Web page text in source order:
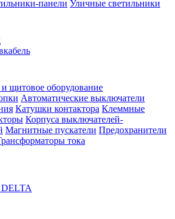
панели Уличные светильники
щитовое оборудование
Автоматические выключатели
Катушки контактора Клеммные
Корпуса выключателей-
Магнитные пускатели Предохранители
тока